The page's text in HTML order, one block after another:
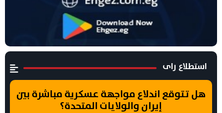
استطلاع راى
هل تتوقع اندلاع مواجهة عسكرية مباشرة بين
إيران والولايات المتحدة؟